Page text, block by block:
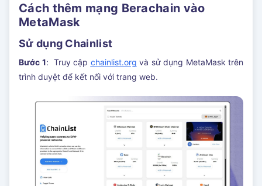
Cách thêm mạng Berachain vào
MetaMask
Sử dụng Chainlist
Bước 1: Truy cập chainlist.org và sử dụng MetaMask trên
trình duyệt để kết nối với trang web.